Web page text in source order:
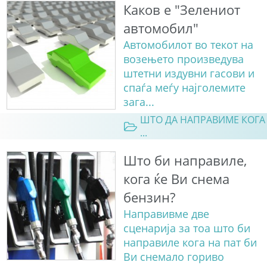
Каков е "Зелениот
автомобил"
Автомобилот во текот на
возењето произведува
штетни издувни гасови и
спаѓа меѓу најголемите
зага...
ШТО ДА НАПРАВИМЕ КОГА
...
Што би направиле,
кога ќе Ви снема
бензин?
Направивме две
сценарија за тоа што би
направилe кога на пат би
Ви снемало гориво